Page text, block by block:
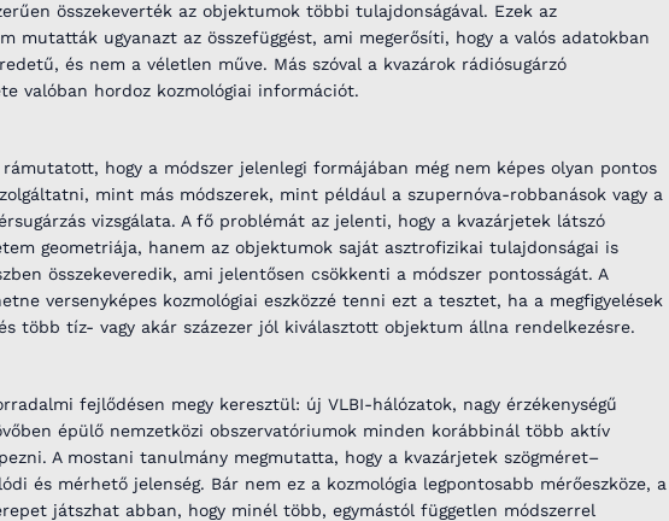
összekeverték az objektumok többi tulajdonságával. Ezek az
mutatták ugyanazt az összefüggést, ami megerősíti, hogy a valós adatokban
és nem a véletlen műve. Más szóval a kvazárok rádiósugárzó
valóban hordoz kozmológiai információt.
hogy a módszer jelenlegi formájában még nem képes olyan pontos
mint más módszerek, mint például a szupernóva-robbanások vagy a
vizsgálata. A fő problémát az jelenti, hogy a kvazárjetek látszó
geometriája, hanem az objektumok saját asztrofizikai tulajdonságai is
összekeveredik, ami jelentősen csökkenti a módszer pontosságát. A
versenyképes kozmológiai eszközzé tenni ezt a tesztet, ha a megfigyelések
több tíz- vagy akár százezer jól kiválasztott objektum állna rendelkezésre.
fejlődésen megy keresztül: új VLBI-hálózatok, nagy érzékenységű
épülő nemzetközi obszervatóriumok minden korábbinál több aktív
A mostani tanulmány megmutatta, hogy a kvazárjetek szögméret–
és mérhető jelenség. Bár nem ez a kozmológia legpontosabb mérőeszköze, a
játszhat abban, hogy minél több, egymástól független módszerrel